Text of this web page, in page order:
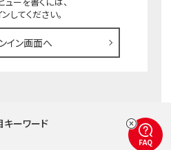
してください。
イン画面へ
キーワード
FAQ